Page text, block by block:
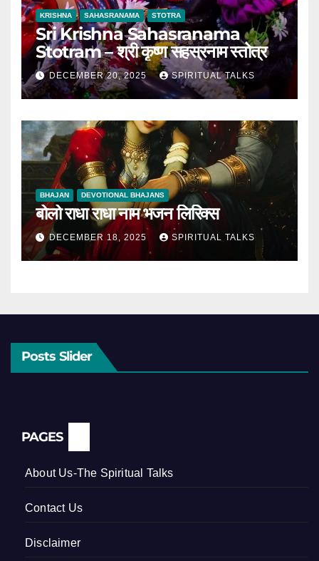
KRISHNA SAHASRANAMA STOTRA
Sri Krishna Sahasranama
Stotram – श्री कृष्ण सहस्रनाम स्तोत्र
DECEMBER 20, 2025 SPIRITUAL TALKS
BHAJAN DEVOTIONAL BHAJANS
बोलो राधा राधा नाम भजन लिरिक्स
DECEMBER 18, 2025 SPIRITUAL TALKS
Posts Slider
PAGES
About Us-The Spiritual Talks
Contact Us
Disclaimer